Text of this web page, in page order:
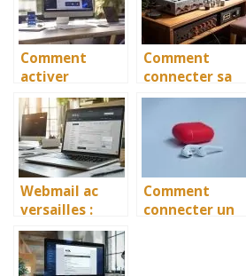
Comment
activer
Bluetooth sur
Windows 10 :
guide simple et
rapide
Comment
connecter sa
Xbox 360 en
sans
adaptateur
Webmail ac
versailles :
comment se
connecter
facilement
Comment
connecter un